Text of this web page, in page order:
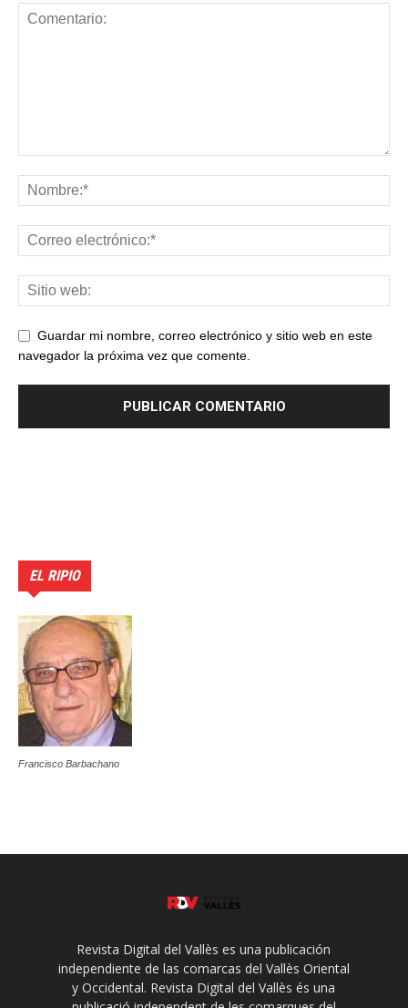
Guardar mi nombre, correo electrónico y sitio web en este
navegador la próxima vez que comente.
EL RIPIO
Francisco Barbachano
Revista Digital del Vallès es una publicación
independiente de las comarcas del Vallès Oriental
y Occidental. Revista Digital del Vallès és una